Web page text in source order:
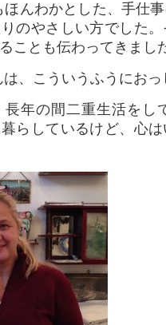
んわかとした、手仕
のやさしい方でした
ことも伝わってきまし
、こういうふうにお
長年の間二重生活を
らしているけど、心